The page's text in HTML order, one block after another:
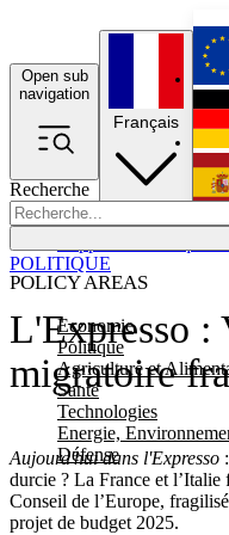
Open sub
navigation
Recherche
POLICY AREAS
Economie
Politique
Agriculture et
Santé
Technologies
Energie,
Défense
Français
L'Expresso :
migratoire
Aujourd'hui dans l'Expresso
durcie ? La France et
Conseil de l’Europe,
projet de budget 2025.
POLITIQUE